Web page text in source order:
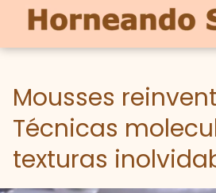
Mousses
Técnicas
texturas